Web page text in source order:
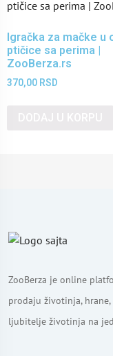
Igračka za mačke u
ptičice sa perima |
ZooBerza.rs
370,00 RSD
ZooBerza je online
prodaju životinja, hrane,
ljubitelje životinja na